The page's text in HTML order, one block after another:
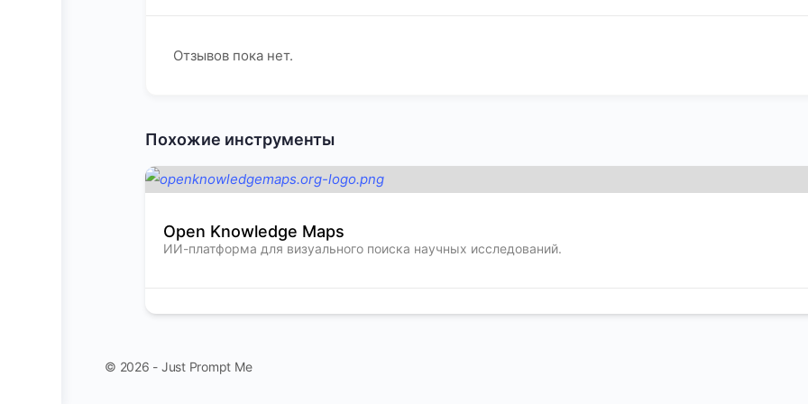
Отзывов пока нет.
Похожие инструменты
Open Knowledge Maps
ИИ-платформа для визуального поиска научных исследований.
© 2026 - Just Prompt Me